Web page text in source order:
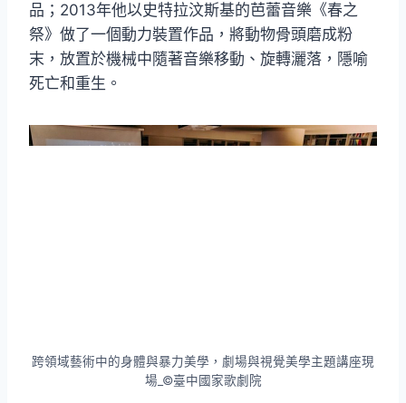
品；2013年他以史特拉汶斯基的芭蕾音樂《春之
祭》做了一個動力裝置作品，將動物骨頭磨成粉
末，放置於機械中隨著音樂移動、旋轉灑落，隱喻
死亡和重生。
跨領域藝術中的身體與暴力美學，劇場與視覺美學主題講座現
場_©臺中國家歌劇院